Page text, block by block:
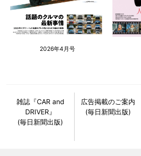
2026年4月号
雑誌『CAR and
DRIVER』
(毎日新聞出版)
広告掲載のご案内
(毎日新聞出版)